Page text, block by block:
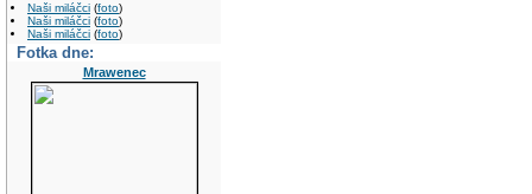
Naši miláčci (foto)
Naši miláčci (foto)
Naši miláčci (foto)
Fotka dne:
Mrawenec